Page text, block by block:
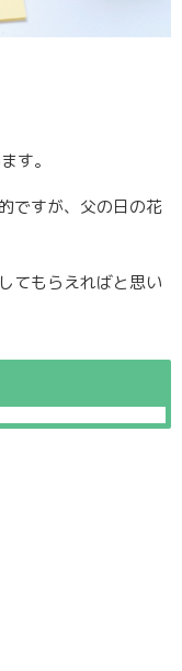
す。
ですが、父の日の花
てもらえればと思い